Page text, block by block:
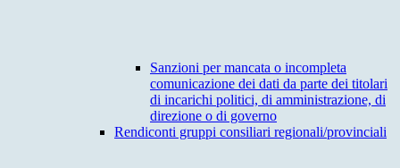
Sanzioni per mancata o incompleta
comunicazione dei dati da parte dei titolari
di incarichi politici, di amministrazione, di
direzione o di governo
Rendiconti gruppi consiliari regionali/provinciali